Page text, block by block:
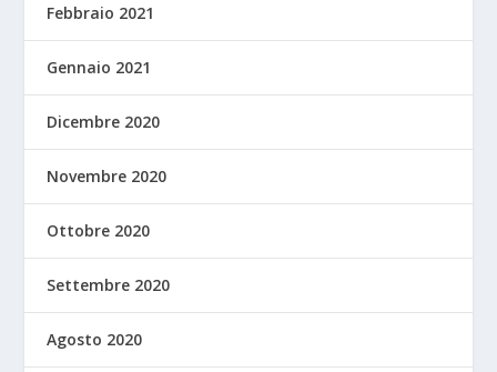
Febbraio 2021
Gennaio 2021
Dicembre 2020
Novembre 2020
Ottobre 2020
Settembre 2020
Agosto 2020